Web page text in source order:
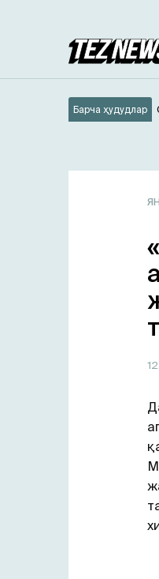
Барча ҳудудлар